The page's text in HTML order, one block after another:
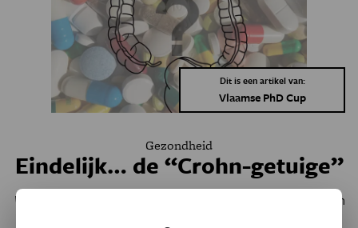
Dit is een artikel van:
Vlaamse PhD Cup
Gezondheid
Eindelijk… de “Crohn-getuige”
Welk medicijn werkt voor mij?
is voor mensen met een